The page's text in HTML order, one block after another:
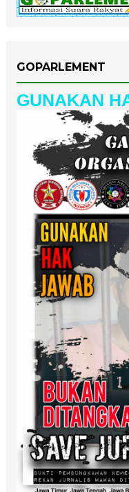
GOPARLEMENT
GUNAKAN